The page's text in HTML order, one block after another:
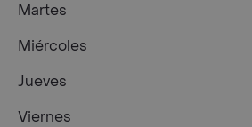
Martes
Miércoles
Jueves
Viernes